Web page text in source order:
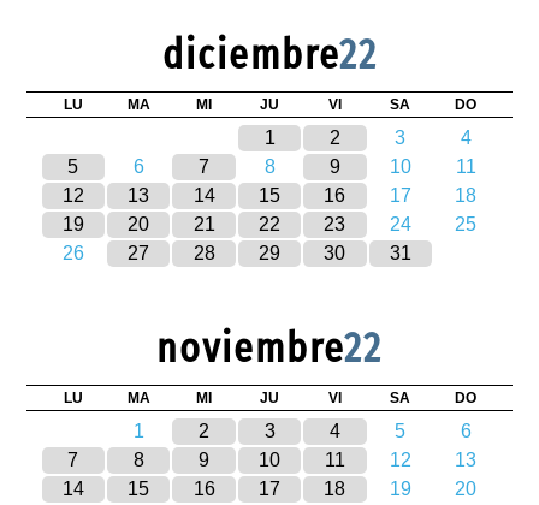
diciembre22
LU MA MI JU VI SA DO
1 2 3
4
5
6 7 8 9 10
11
12
13 14 15 16 17
18
19
20 21 22 23 24
25
26
27 28 29 30 31
noviembre22
LU MA MI JU VI SA DO
1 2 3 4 5
6
7
8 9 10 11 12
13
14
15 16 17 18 19
20